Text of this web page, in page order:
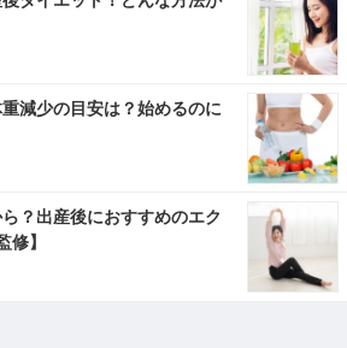
減少の目安は？始めるのに
？出産後におすすめのエク
修】